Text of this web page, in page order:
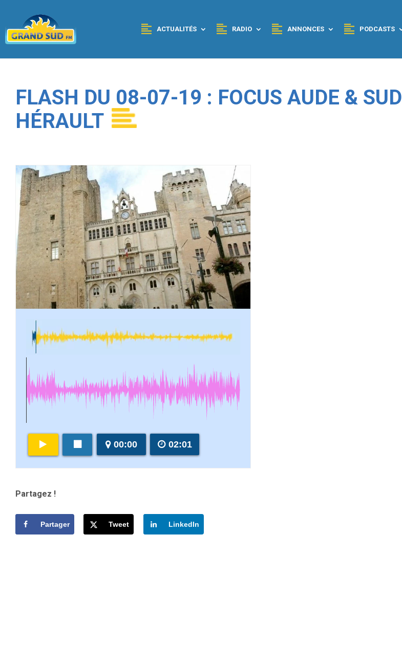
ACTUALITÉS RADIO ANNONCES PODCASTS
FLASH DU 08-07-19 : FOCUS AUDE & SUD
HÉRAULT
00:00 02:01
Partagez !
Partager Tweet LinkedIn